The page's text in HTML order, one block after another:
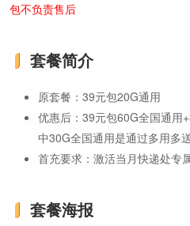
包不负责售后
套餐简介
原套餐：39元包20G通用
优惠后：39元包60G全国通用
中30G全国通用是通过多用多
首充要求：激活当月快递处专
套餐海报